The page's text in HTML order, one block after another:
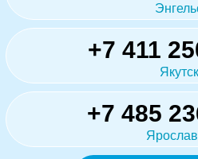
+7 411
Якутск
+7 485